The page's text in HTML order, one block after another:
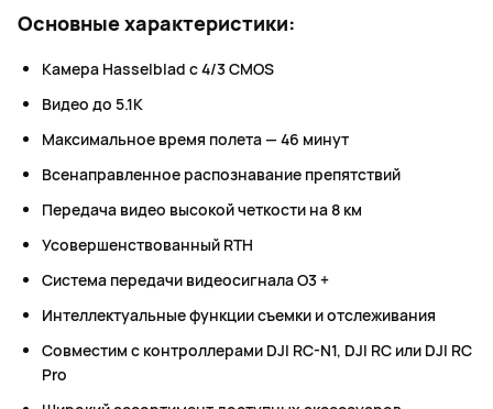
Основные характеристики:
Камера Hasselblad с 4/3 CMOS
Видео до 5.1K
Максимальное время полета — 46 минут
Всенаправленное распознавание препятствий
Передача видео высокой четкости на 8 км
Усовершенствованный RTH
Система передачи видеосигнала O3 +
Интеллектуальные функции съемки и отслеживания
Совместим с контроллерами DJI RC-N1, DJI RC или DJI RC
Pro